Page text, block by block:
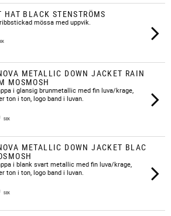
HAT BLACK STENSTRÖMS
mössa med uppvik.
METALLIC DOWN JACKET RAIN
MOSMOSH
i glansig brunmetallic med fin luva/krage,
ton i ton, logo band i luvan.
SEK
METALLIC DOWN JACKET BLAC
i blank svart metallic med fin luva/krage,
ton i ton, logo band i luvan.
SEK